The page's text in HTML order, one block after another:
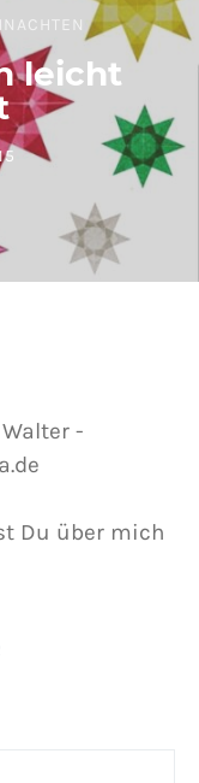
leicht
Du über mich